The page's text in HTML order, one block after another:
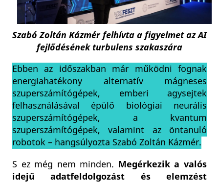
Szabó Zoltán Kázmér felhívta a figyelmet az AI
fejlődésének turbulens szakaszára
Ebben az időszakban már működni fognak
energiahatékony alternatív mágneses
szuperszámítógépek, emberi agysejtek
felhasználásával épülő biológiai neurális
szuperszámítógépek, a kvantum
szuperszámítógépek, valamint az öntanuló
robotok – hangsúlyozta Szabó Zoltán Kázmér.
S ez még nem minden. Megérkezik a valós
idejű adatfeldolgozást és elemzést